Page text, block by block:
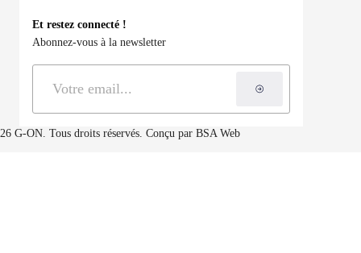
G-ON. Tous droits réservés. Conçu par BSA Web
Et restez connecté !
Abonnez-vous à la newsletter
S'inscrire à la